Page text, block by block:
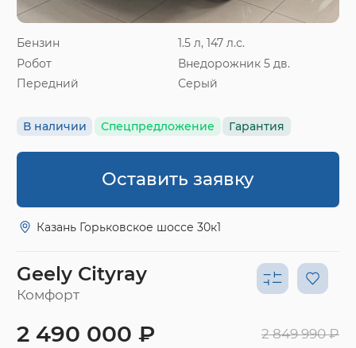
Бензин
1.5 л, 147 л.с.
Робот
Внедорожник 5 дв.
Передний
Серый
В наличии Спецпредложение Гарантия
Оставить заявку
Казань Горьковское шоссе 30к1
Geely Cityray
Комфорт
2 490 000 ₽ 2 849 990 ₽